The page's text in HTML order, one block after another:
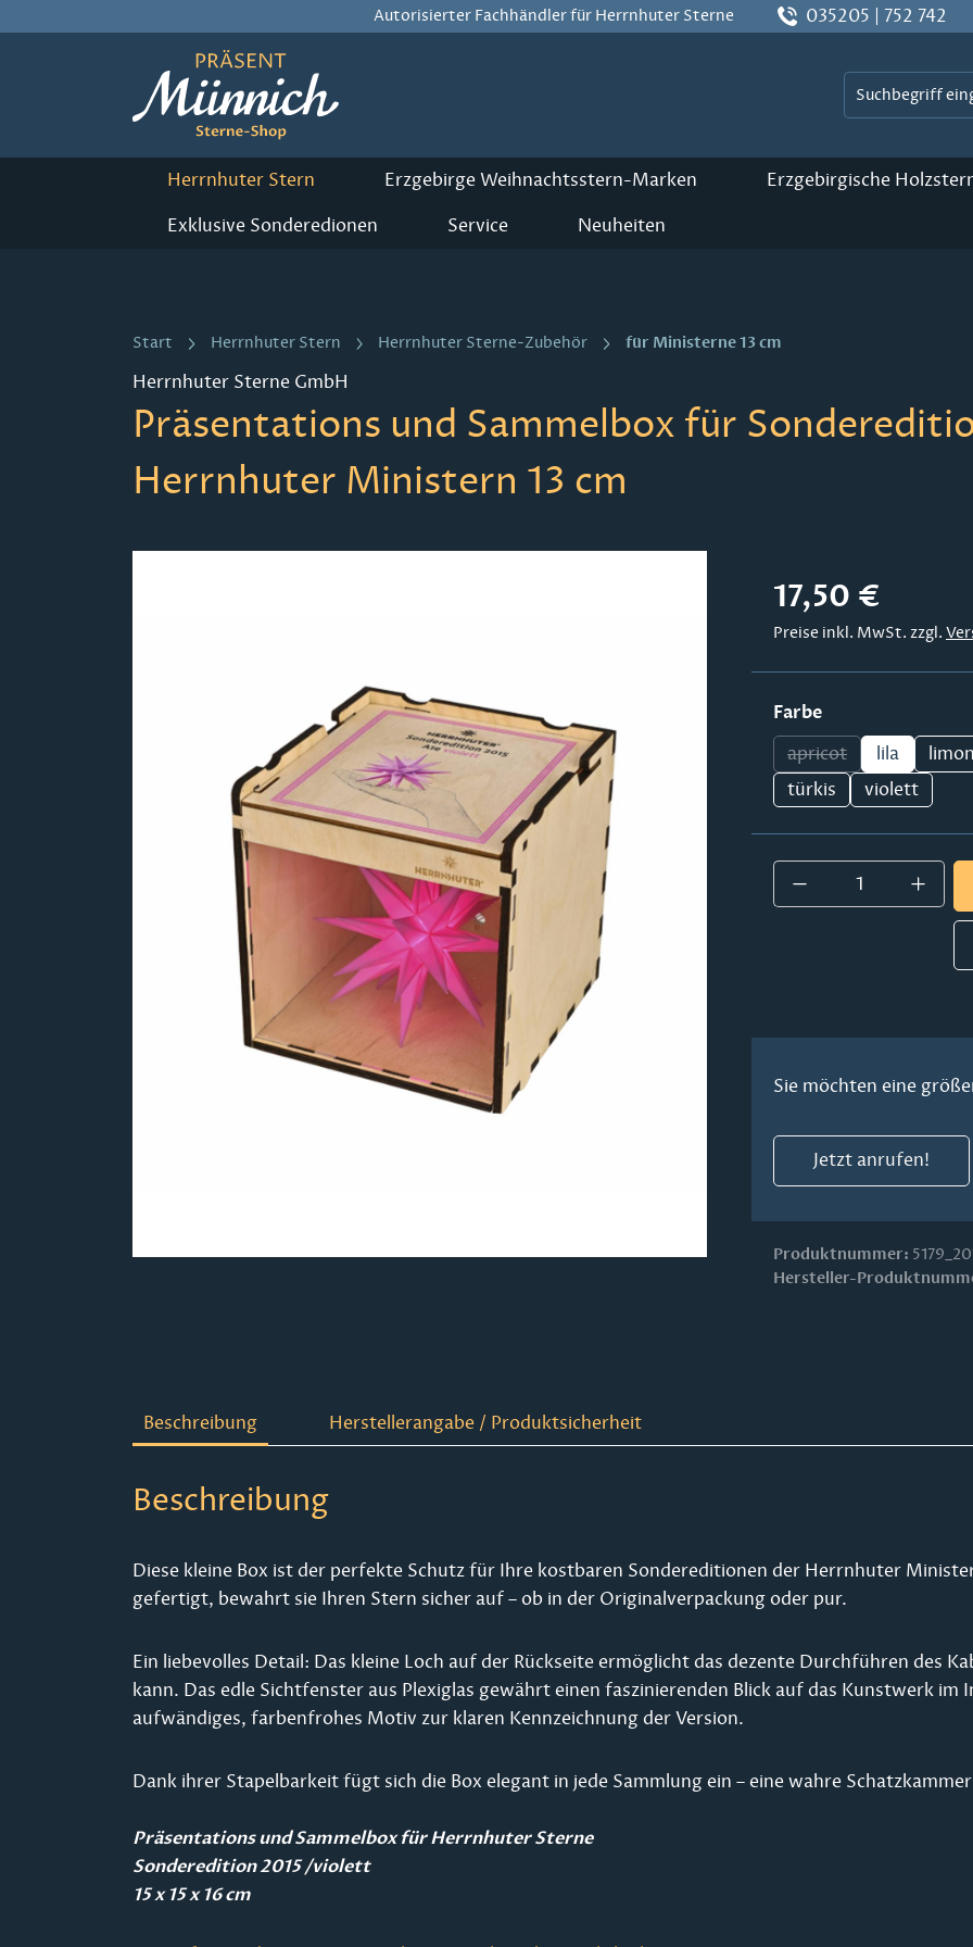
Autorisierter Fachhändler für Herrnhuter Sterne 035205 | 752 742
Herrnhuter Stern Erzgebirge Weihnachtsstern-Marken Erzgebirgische
Exklusive Sonderedionen Service Neuheiten
Start Herrnhuter Stern Herrnhuter Sterne-Zubehör für Ministerne 13 cm
Herrnhuter Sterne GmbH
Präsentations und Sammelbox für
Herrnhuter Ministern 13 cm
Regulärer Preis:
17,50 €
Preise inkl. MwSt. zzgl.
Farbeauswählen
apricot
(Diese Option ist
lila
türkis
violett
Produkt
Sie möchten eine
Jetzt anrufen!
Produktnummer:
Hersteller-
Beschreibung Herstellerangabe / Produktsicherheit
Beschreibung
Diese kleine Box ist der perfekte Schutz für Ihre kostbaren Sondereditionen der Herrnhuter
gefertigt, bewahrt sie Ihren Stern sicher auf – ob in der Originalverpackung oder pur.
Ein liebevolles Detail: Das kleine Loch auf der Rückseite ermöglicht das dezente Durchführen des
kann. Das edle Sichtfenster aus Plexiglas gewährt einen faszinierenden Blick auf das Kunstwerk im
aufwändiges, farbenfrohes Motiv zur klaren Kennzeichnung der Version.
Dank ihrer Stapelbarkeit fügt sich die Box elegant in jede Sammlung ein – eine wahre
Präsentations und Sammelbox für Herrnhuter Sterne
Sonderedition 2015 /violett
15 x 15 x 16 cm